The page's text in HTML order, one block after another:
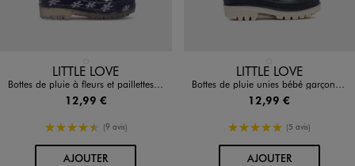
Disponible en 1 coloris
LITTLE LOVE
Bottes de pluie à fleurs et paillettes bébé fille - Little Love
12,99 €
4.5/5 de moyenne
(9 avis)
AJOUTERAU PANIER
Disponible en 1 coloris
LITTLE LOVE
Bottes de pluie unies bébé garçon - Little Love
12,99 €
5/5 de moyenne
(5 avis)
AJOUTERAU PANIER